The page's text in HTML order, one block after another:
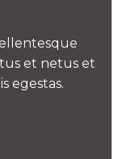
et netus et
egestas.